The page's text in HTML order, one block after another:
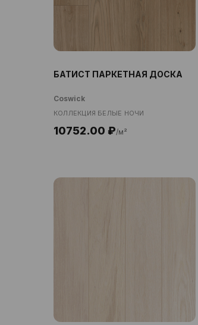
БАТИСТ ПАРКЕТНАЯ ДОСКА
Coswick
КОЛЛЕКЦИЯ БЕЛЫЕ НОЧИ
10752.00 ₽/м²